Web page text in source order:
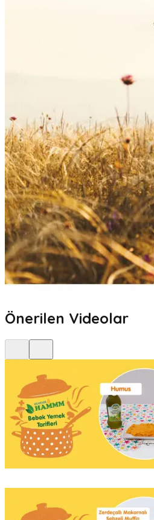
Önerilen Videolar